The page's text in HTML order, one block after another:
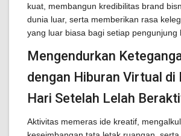
kuat, membangun kredibilitas brand
dunia luar, serta memberikan rasa
yang luar biasa bagi setiap pengunjung
Mengendurkan
dengan Hiburan Virtual di
Hari Setelah Lelah
Aktivitas memeras ide kreatif,